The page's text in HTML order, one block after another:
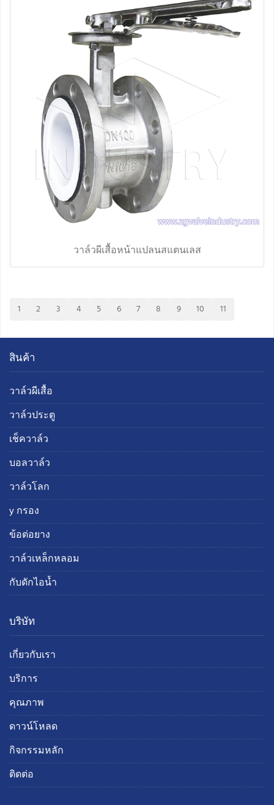
วาล์วผีเสื้อหน้าแปลนสแตนเลส
1 2 3 4 5 6 7 8 9 10 11
สินค้า
วาล์วผีเสื้อ
วาล์วประตู
เช็ควาล์ว
บอลวาล์ว
วาล์วโลก
y กรอง
ข้อต่อยาง
วาล์วเหล็กหลอม
กับดักไอน้ำ
บริษัท
เกี่ยวกับเรา
บริการ
คุณภาพ
ดาวน์โหลด
กิจกรรมหลัก
ติดต่อ